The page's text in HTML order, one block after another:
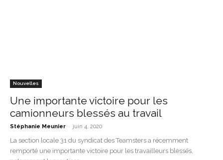
Nouvelles
Une importante victoire pour les
camionneurs blessés au travail
Stéphanie Meunier - juin 4, 2020
La section locale 31 du syndicat des Teamsters a récemment
remporté une importante victoire pour les travailleurs blessés,